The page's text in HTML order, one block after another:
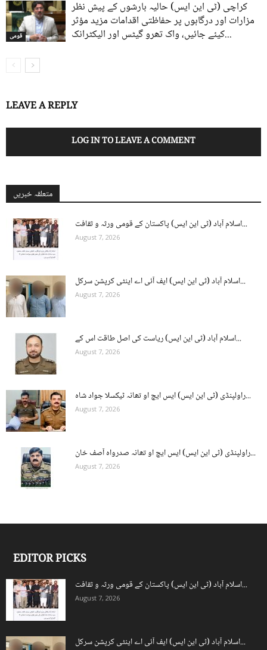
قومی
کراچی (ٹی این ایس) حالیہ بارشوں کے پیش نظر
مزارات اور درگاہوں پر حفاظتی اقدامات مزید مؤثر
کیئے جائیں، واک تھرو گیٹس اور الیکٹرانک...
LEAVE A REPLY
LOG IN TO LEAVE A COMMENT
متعلقہ خبریں
اسلام آباد (ٹی این ایس) پاکستان کے قومی ورثہ و ثقافت...
August 7, 2026
اسلام آباد (ٹی این ایس) ایف آئی اے اینٹی کرپشن سرکل...
August 7, 2026
اسلام آباد (ٹی این ایس) ریاست کی اصل طاقت اس کے...
August 7, 2026
راولپنڈی (ٹی این ایس) ایس ایچ او تھانہ ٹیکسلا جواد شاہ...
August 7, 2026
راولپنڈی (ٹی این ایس) ایس ایچ او تھانہ صدرواہ آصف خان...
August 7, 2026
EDITOR PICKS
اسلام آباد (ٹی این ایس) پاکستان کے قومی ورثہ و ثقافت...
August 7, 2026
اسلام آباد (ٹی این ایس) ایف آئی اے اینٹی کرپشن سرکل...